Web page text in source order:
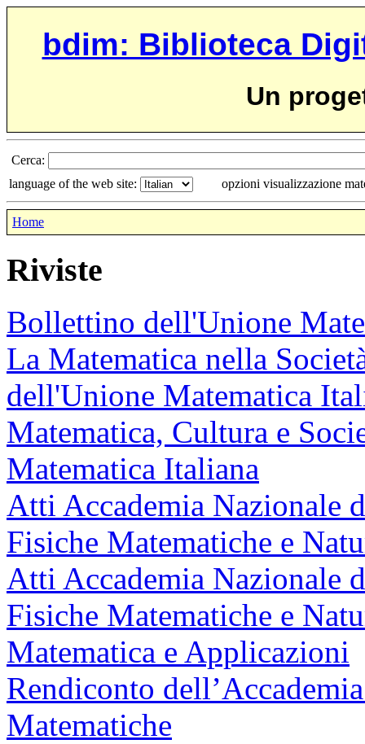
bdim: Biblioteca
Un
Cerca:
language of the web site:
opzioni visualizzazione
Home
Riviste
Bollettino dell'Unione
La Matematica nella
dell'Unione Matematica
Matematica, Cultura e
Matematica Italiana
Atti Accademia Nazionale
Fisiche Matematiche e
Atti Accademia Nazionale
Fisiche Matematiche e
Matematica e Applicazioni
Rendiconto
Matematiche